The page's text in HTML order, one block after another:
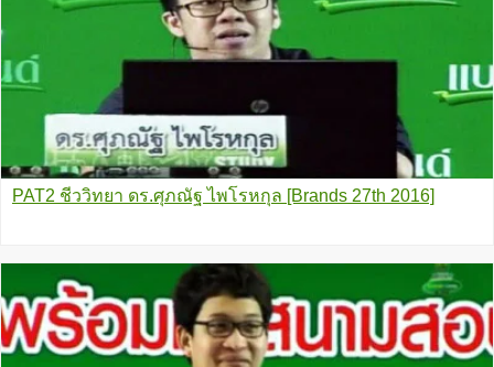
PAT2 ชีววิทยา ดร.ศุภณัฐ ไพโรหกุล [Brands 27th 2016]